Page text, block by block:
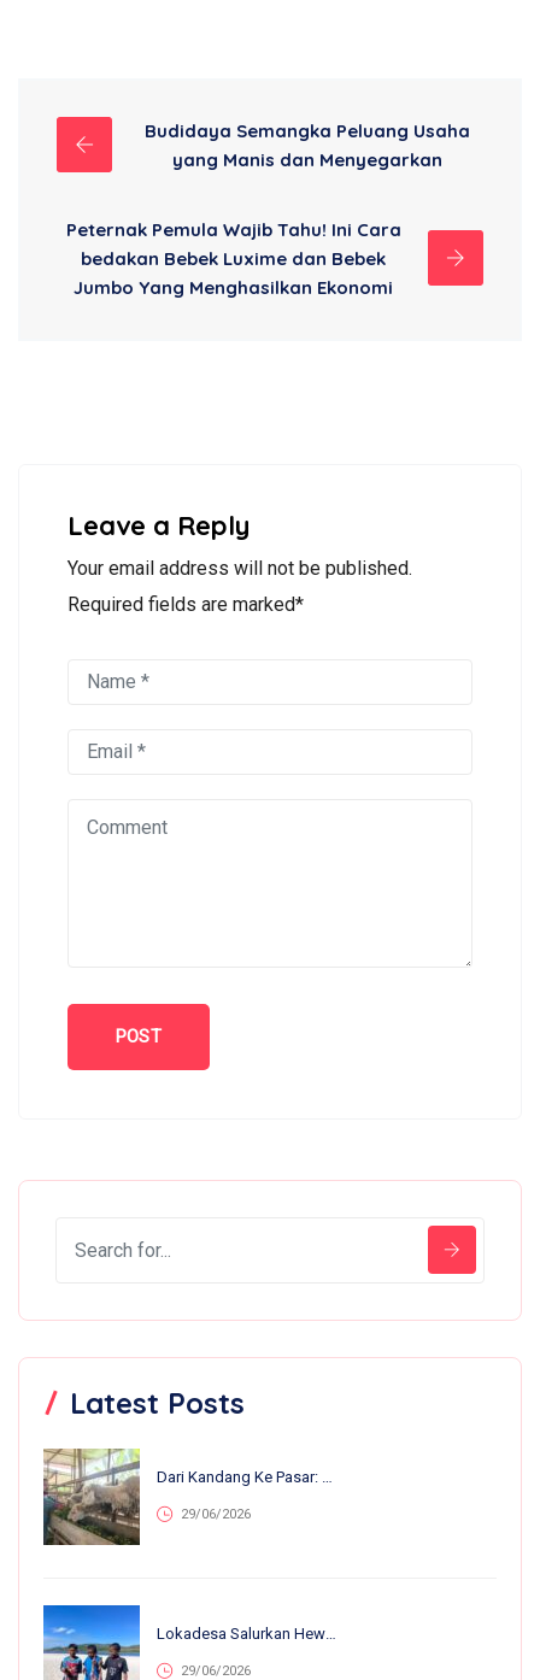
Budidaya Semangka Peluang Usaha
yang Manis dan Menyegarkan
Peternak Pemula Wajib Tahu! Ini Cara
bedakan Bebek Luxime dan Bebek
Jumbo Yang Menghasilkan Ekonomi
Leave a Reply
Your email address will not be published.
Required fields are marked*
Latest Posts
29/06/2026
29/06/2026